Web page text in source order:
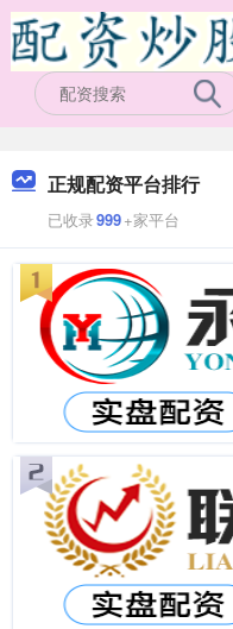
正规配资平台排行
已收录999+家平台